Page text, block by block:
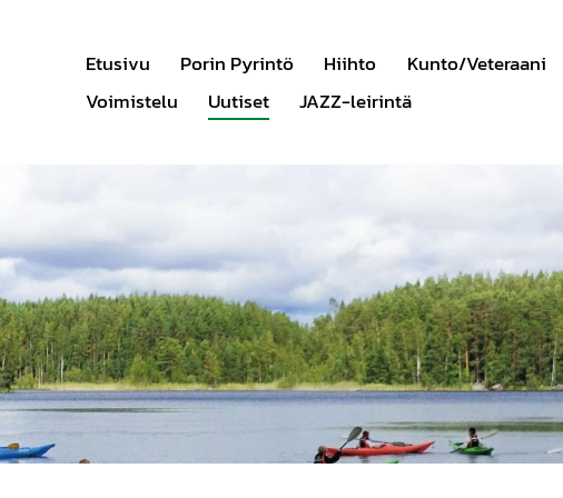
Etusivu Porin Pyrintö Hiihto Kunto/Veteraani
Voimistelu
Uutiset JAZZ-leirintä